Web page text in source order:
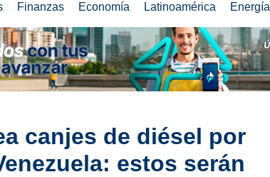
Finanzas Economía Latinoamérica Energía
canjes de diésel por
estos serán